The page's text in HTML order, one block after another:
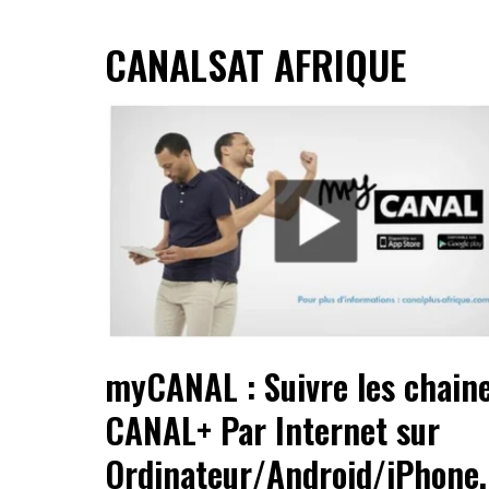
CANALSAT AFRIQUE
myCANAL : Suivre les
CANAL+ Par Internet sur
Ordinateur/Android/iPhone.